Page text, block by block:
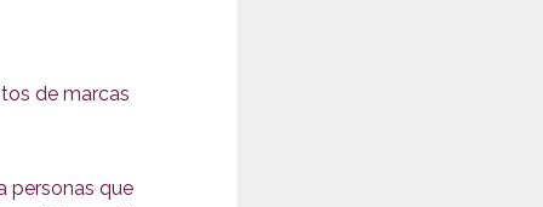
de marcas
personas que